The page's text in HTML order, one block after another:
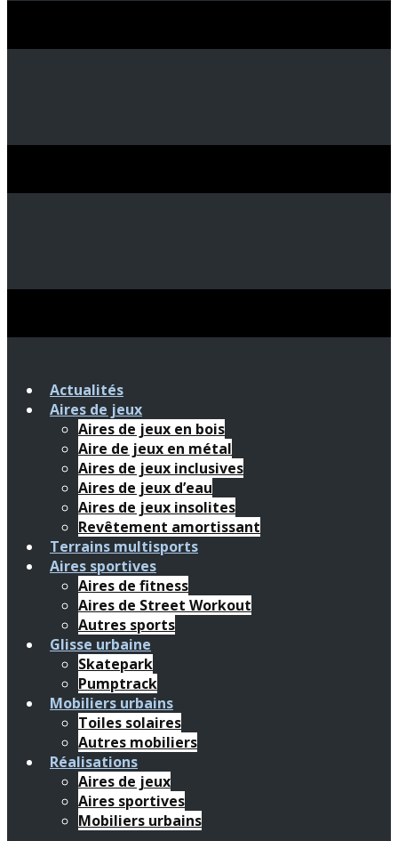
Actualités
Aires de jeux
Aires de jeux en bois
Aire de jeux en métal
Aires de jeux inclusives
Aires de jeux d’eau
Aires de jeux insolites
Revêtement amortissant
Terrains multisports
Aires sportives
Aires de fitness
Aires de Street Workout
Autres sports
Glisse urbaine
Skatepark
Pumptrack
Mobiliers urbains
Toiles solaires
Autres mobiliers
Réalisations
Aires de jeux
Aires sportives
Mobiliers urbains